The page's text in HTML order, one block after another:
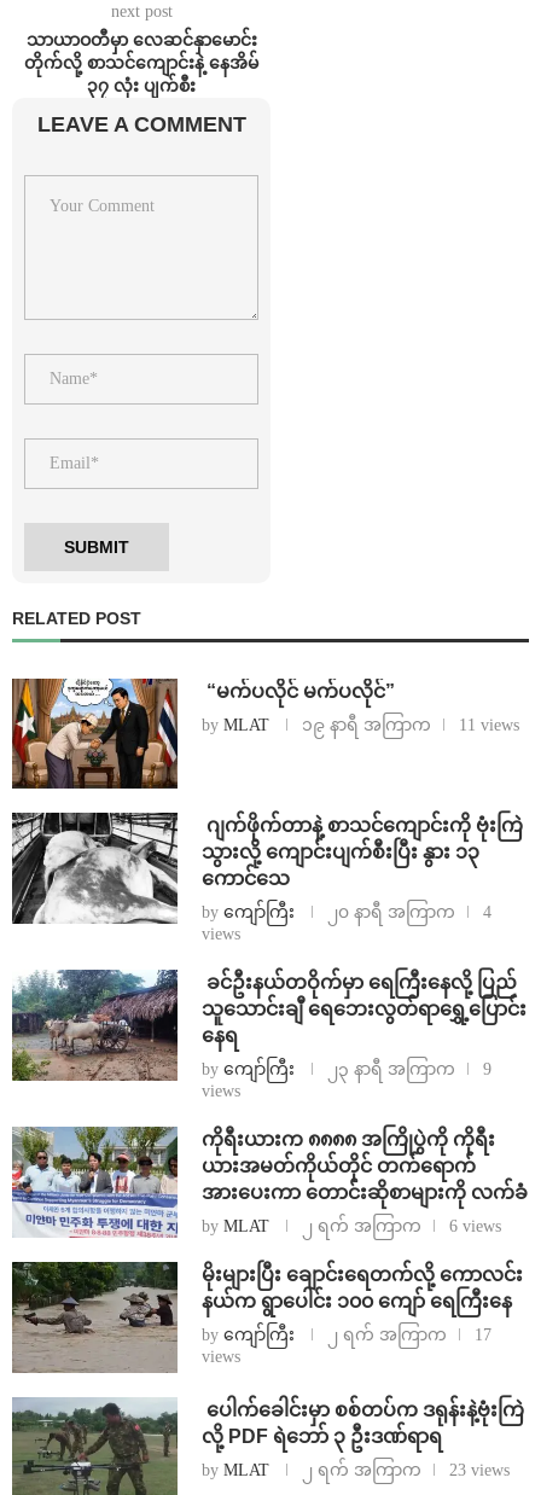
next post
သာယာဝတီမှာ လေဆင်နှာမောင်း
တိုက်လို့ စာသင်ကျောင်းနဲ့ နေအိမ်
၃၇ လုံး ပျက်စီး
LEAVE A COMMENT
RELATED POST
⁨ ⁨“မက်ပလိုင် မက်ပလိုင်”
by MLAT ၁၉ နာရီ အကြာက 11 views
⁨⁩ ⁨ဂျက်ဖိုက်တာနဲ့ စာသင်ကျောင်းကို ဗုံးကြဲ
သွားလို့ ကျောင်းပျက်စီးပြီး နွား ၁၃
ကောင်သေ
by ကျော်ကြီး ၂၀ နာရီ အကြာက
4
views
⁩ ⁨ခင်ဦးနယ်တဝိုက်မှာ ရေကြီးနေလို့ ပြည်
သူသောင်းချီ ရေဘေးလွတ်ရာရွှေ့ပြောင်း
နေရ
by ကျော်ကြီး ၂၃ နာရီ အကြာက
9
views
ကိုရီးယားက ၈၈၈၈ အကြိုပွဲကို ကိုရီး
ယားအမတ်ကိုယ်တိုင် တက်ရောက်
အားပေးကာ တောင်းဆိုစာများကို လက်ခံ
by MLAT ၂ ရက် အကြာက 6 views
⁨မိုးများပြီး ချောင်းရေတက်လို့ ကောလင်း
နယ်က ရွာပေါင်း ၁၀၀ ကျော် ရေကြီးနေ
by ကျော်ကြီး ၂ ရက် အကြာက
17
views
⁩ ⁨ပေါက်ခေါင်းမှာ စစ်တပ်က ဒရုန်းနဲ့ဗုံးကြဲ
လို့ PDF ရဲဘော် ၃ ဦးဒဏ်ရာရ
by MLAT ၂ ရက် အကြာက 23 views